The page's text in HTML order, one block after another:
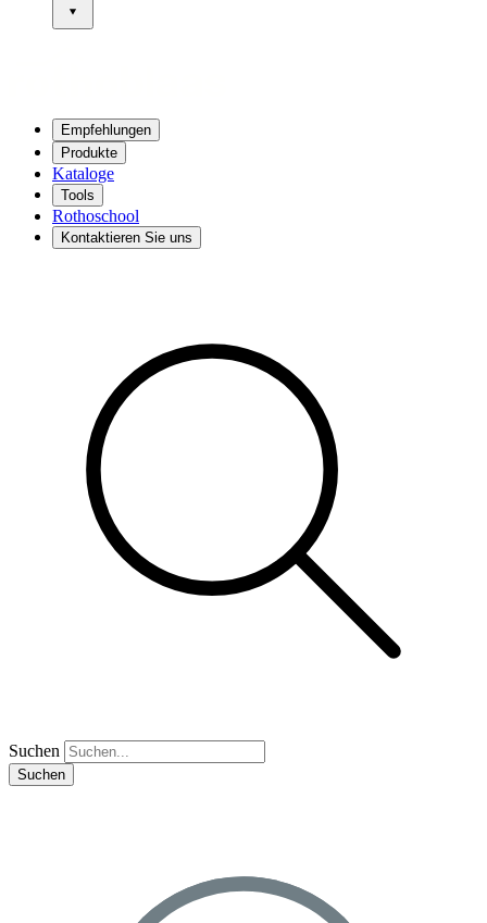
Empfehlungen
Produkte
Kataloge
Tools
Rothoschool
Kontaktieren Sie uns
Suchen
Suchen